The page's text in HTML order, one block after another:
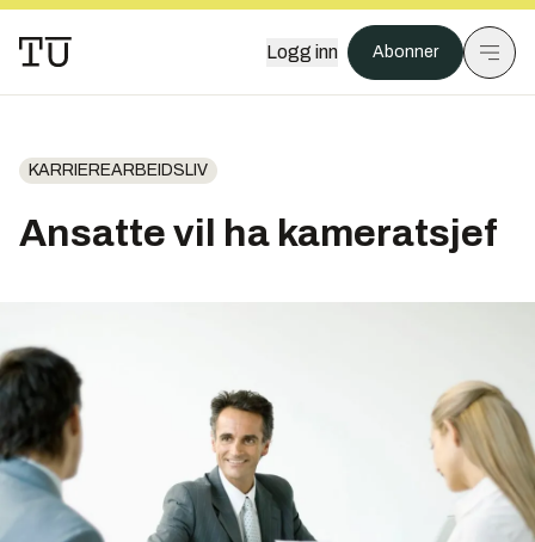
Logg inn Abonner
KARRIEREARBEIDSLIV
Ansatte vil ha kameratsjef